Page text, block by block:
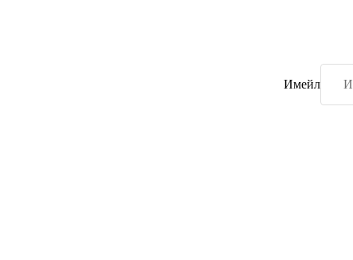
Имейл